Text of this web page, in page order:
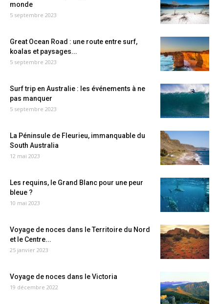
monde
5 septembre 2023
Great Ocean Road : une route entre surf,
koalas et paysages...
5 septembre 2023
Surf trip en Australie : les événements à ne
pas manquer
5 septembre 2023
La Péninsule de Fleurieu, immanquable du
South Australia
12 mai 2023
Les requins, le Grand Blanc pour une peur
bleue ?
10 mai 2023
Voyage de noces dans le Territoire du Nord
et le Centre...
25 janvier 2023
Voyage de noces dans le Victoria
19 décembre 2022